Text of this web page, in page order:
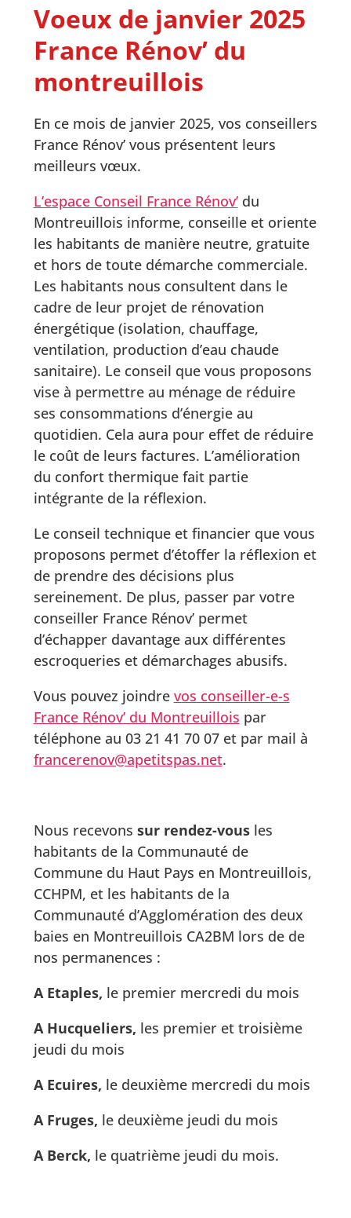
Voeux de janvier 2025
France Rénov’ du
montreuillois
En ce mois de janvier 2025, vos conseillers
France Rénov’ vous présentent leurs
meilleurs vœux.
L’espace Conseil France Rénov’du
Montreuillois informe, conseille et oriente
les habitants de manière neutre, gratuite
et hors de toute démarche commerciale.
Les habitants nous consultent dans le
cadre de leur projet de rénovation
énergétique (isolation, chauffage,
ventilation, production d’eau chaude
sanitaire). Le conseil que vous proposons
vise à permettre au ménage de réduire
ses consommations d’énergie au
quotidien. Cela aura pour effet de réduire
le coût de leurs factures. L’amélioration
du confort thermique fait partie
intégrante de la réflexion.
Le conseil technique et financier que vous
proposons permet d’étoffer la réflexion et
de prendre des décisions plus
sereinement. De plus, passer par votre
conseiller France Rénov’ permet
d’échapper davantage aux différentes
escroqueries et démarchages abusifs.
Vous pouvez joindre vos conseiller-e-s
France Rénov’ du Montreuillois par
téléphone au 03 21 41 70 07 et par mail à
francerenov@apetitspas.net.
Nous recevons sur rendez-vousles
habitants de la Communauté de
Commune du Haut Pays en Montreuillois,
CCHPM, et les habitants de la
Communauté d’Agglomération des deux
baies en Montreuillois CA2BM lors de de
nos permanences :
A Etaples, le premier mercredi du mois
A Hucqueliers, les premier et troisième
jeudi du mois
A Ecuires, le deuxième mercredi du mois
A Fruges, le deuxième jeudi du mois
A Berck, le quatrième jeudi du mois.